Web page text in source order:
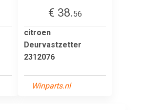
€ 38.56
citroen
Deurvastzetter
2312076
Winparts.nl